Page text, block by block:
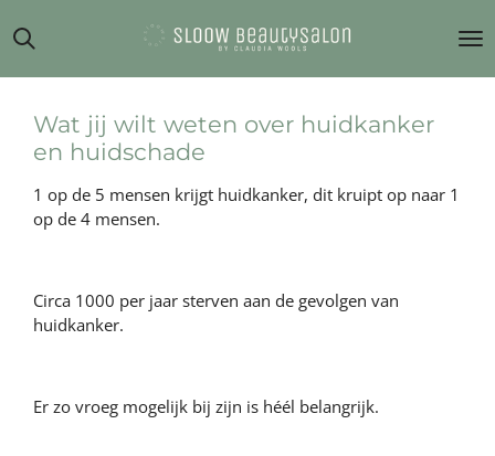
direct
hoofdinhoud
Wat jij wilt weten over huidkanker
en huidschade
1 op de 5 mensen krijgt huidkanker, dit kruipt op naar 1
op de 4 mensen.
Circa 1000 per jaar sterven aan de gevolgen van
huidkanker.
Er zo vroeg mogelijk bij zijn is héél belangrijk.